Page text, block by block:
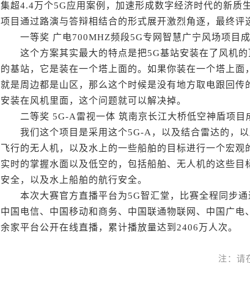
集超4.4万个5G应用案例，加速形成数字经济时代的新质
项目通过路演与答辩相结合的形式展开激烈角逐，最终评
一等奖 广电700MHZ频段5G专网智慧广宁风场项目成
这个方案其实最大的特点是把5G基站安装在了风机的
的基站，它是装在一个塔上面的。如果你装在一个塔上面
就是周边都是山区，那么这个时候是没有地方取电跟回传
安装在风机里面，这个问题就可以解决掉。
二等奖 5G-A雷视一体 筑南京长江大桥低空神盾项目
我们这个项目是采用这个5G-A，以及结合雷达的，以
飞行的无人机，以及水上的一些船舶的目标进行一个宏观
实时的掌握水面以及低空的，包括船舶、无人机的这些目
安全，以及水上船舶的航行安全。
本次大赛官方直播平台为5G智汇堂，比赛全程同步通
中国电信、中国移动和商务、中国联通物联网、中国广电
余家平台公开在线直播，累计播放量达到2406万人次。
注：请